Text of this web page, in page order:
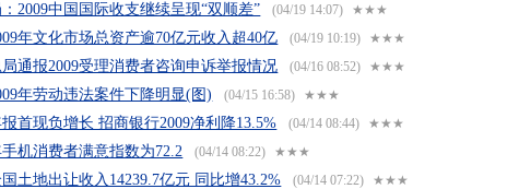
2009中国国际收支继续呈现“双顺差” (04/19 14:07) ★★★
年文化市场总资产逾70亿元收入超40亿 (04/19 10:19) ★★★
通报2009受理消费者咨询申诉举报情况 (04/16 08:52) ★★★
年劳动违法案件下降明显(图) (04/15 16:58) ★★★
首现负增长 招商银行2009净利降13.5% (04/14 08:44) ★★★
手机消费者满意指数为72.2 (04/14 08:22) ★★★
土地出让收入14239.7亿元 同比增43.2% (04/14 07:22) ★★★